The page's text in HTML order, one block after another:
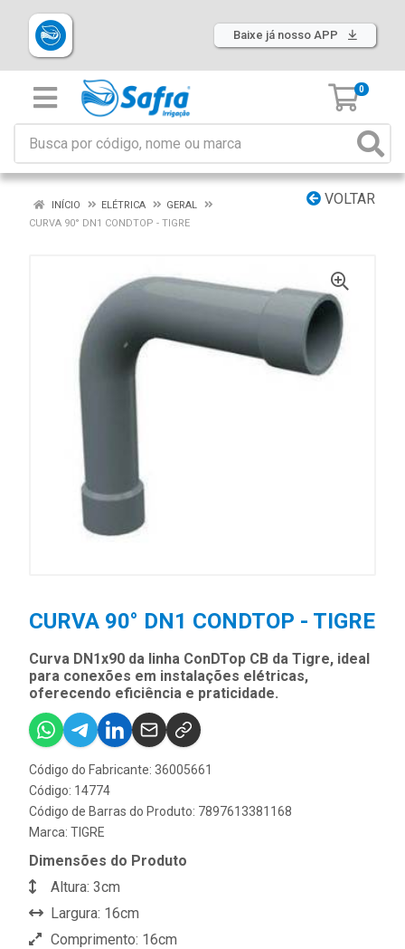
Baixe já nosso APP
0
VOLTAR
INÍCIO ELÉTRICA
GERAL
CURVA 90° DN1 CONDTOP - TIGRE
CURVA 90° DN1 CONDTOP - TIGRE
Curva DN1x90 da linha ConDTop CB da Tigre, ideal
para conexões em instalações elétricas,
oferecendo eficiência e praticidade.
Código do Fabricante: 36005661
Código: 14774
Código de Barras do Produto: 7897613381168
Marca: TIGRE
Dimensões do Produto
Altura: 3cm
Largura: 16cm
Comprimento: 16cm